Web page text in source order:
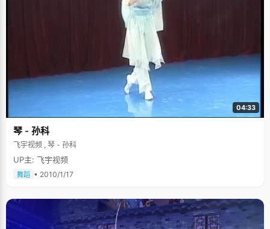
04:33
琴 - 孙科
飞宇视频 , 琴 - 孙科
UP主: 飞宇视频
舞蹈 • 2010/1/17